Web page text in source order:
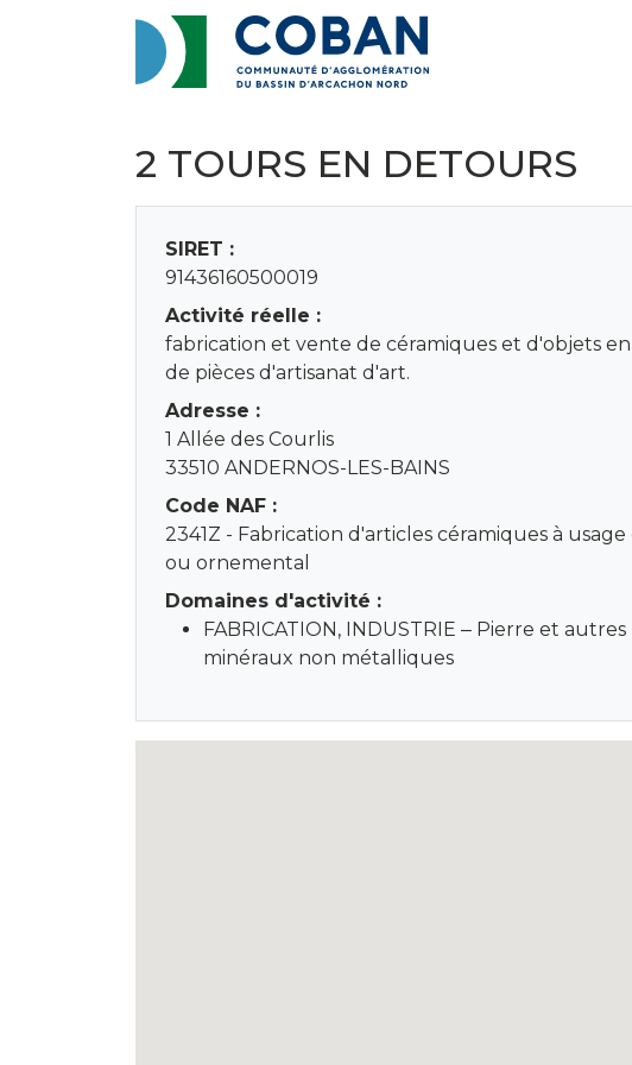
2 TOURS EN DETOURS
SIRET :
91436160500019
Activité réelle :
fabrication et vente de céramiques et d'objets en
de pièces d'artisanat d'art.
Adresse :
1 Allée des Courlis
33510 ANDERNOS-LES-BAINS
Code NAF :
2341Z - Fabrication d'articles céramiques à
ou ornemental
Domaines d'activité :
FABRICATION, INDUSTRIE ‒ Pierre et
minéraux non métalliques